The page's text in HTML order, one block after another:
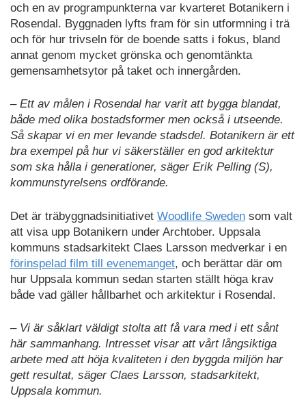
och en av programpunkterna var kvarteret Botanikern i
Rosendal. Byggnaden lyfts fram för sin utformning i trä
och för hur trivseln för de boende satts i fokus, bland
annat genom mycket grönska och genomtänkta
gemensamhetsytor på taket och innergården.
– Ett av målen i Rosendal har varit att bygga blandat,
både med olika bostadsformer men också i utseende.
Så skapar vi en mer levande stadsdel. Botanikern är ett
bra exempel på hur vi säkerställer en god arkitektur
som ska hålla i generationer, säger Erik Pelling (S),
kommunstyrelsens ordförande.
Det är träbyggnadsinitiativet Woodlife Sweden som valt
att visa upp Botanikern under Archtober. Uppsala
kommuns stadsarkitekt Claes Larsson medverkar i en
förinspelad film till evenemanget, och berättar där om
hur Uppsala kommun sedan starten ställt höga krav
både vad gäller hållbarhet och arkitektur i Rosendal.
– Vi är såklart väldigt stolta att få vara med i ett sånt
här sammanhang. Intresset visar att vårt långsiktiga
arbete med att höja kvaliteten i den byggda miljön har
gett resultat, säger Claes Larsson, stadsarkitekt,
Uppsala kommun.